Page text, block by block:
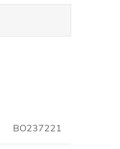
BO237221